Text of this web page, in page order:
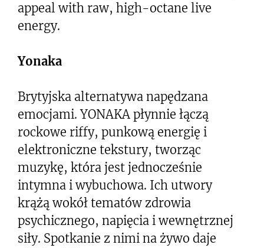
appeal with raw, high-octane live
energy.
Yonaka
Brytyjska alternatywa napędzana
emocjami. YONAKA płynnie łączą
rockowe riffy, punkową energię i
elektroniczne tekstury, tworząc
muzykę, która jest jednocześnie
intymna i wybuchowa. Ich utwory
krążą wokół tematów zdrowia
psychicznego, napięcia i wewnętrznej
siły. Spotkanie z nimi na żywo daje